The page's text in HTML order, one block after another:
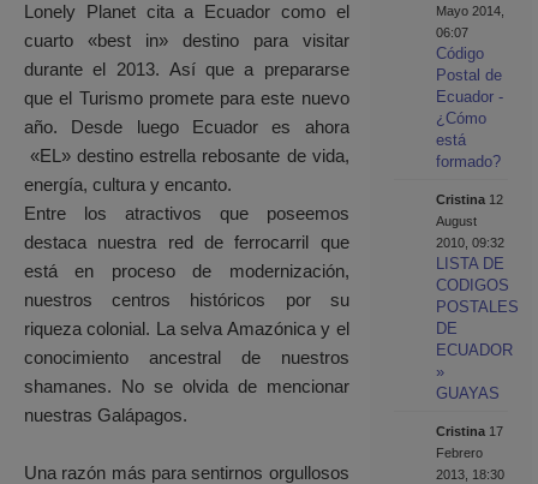
Lonely Planet cita a Ecuador como el
cuarto «best in» destino para visitar
durante el 2013. Así que a prepararse
que el Turismo promete para este nuevo
año. Desde luego Ecuador es ahora
«EL» destino estrella rebosante de vida,
energía, cultura y encanto.
Entre los atractivos que poseemos
destaca nuestra red de ferrocarril que
está en proceso de modernización,
nuestros centros históricos por su
riqueza colonial. La selva Amazónica y el
conocimiento ancestral de nuestros
shamanes. No se olvida de mencionar
nuestras Galápagos.
Una razón más para sentirnos orgullosos
Mayo 2014,
06:07
Código
Postal de
Ecuador -
¿Cómo
está
formado?
Cristina 12
August
2010, 09:32
LISTA DE
CODIGOS
POSTALES
DE
ECUADOR
»
GUAYAS
Cristina 17
Febrero
2013, 18:30